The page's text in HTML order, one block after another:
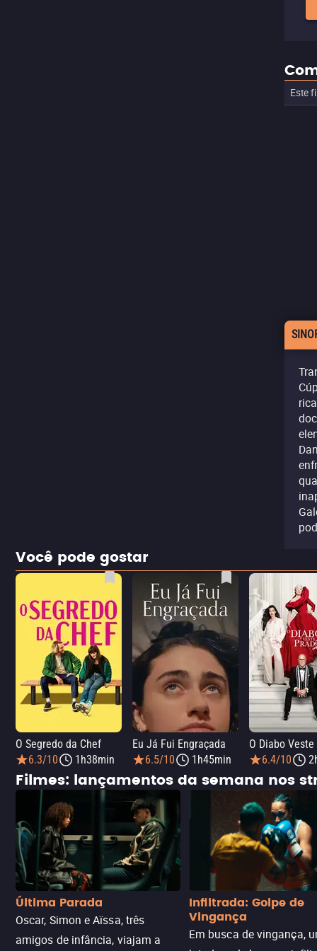
Este
Você pode gostar
O Segredo da Chef
6.3/10
1h38min
Eu Já Fui Engraçada
6.5/10
1h45min
O Diabo
6.4/10
Filmes: lançamentos da semana nos
Última Parada
Oscar, Simon e Aïssa, três
amigos de infância, viajam a
Infiltrada: Golpe de
Vingança
Em busca de vingança,